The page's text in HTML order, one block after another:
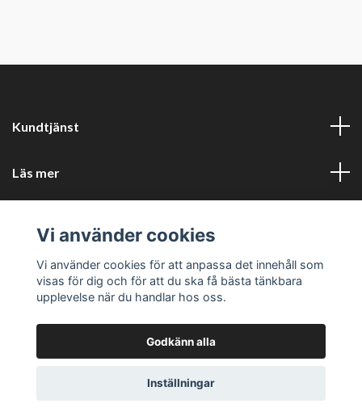
Kundtjänst
Läs mer
Företagsuppgifter
© 2026 Perfors KökPowered by Quickbutik
Vi använder cookies
Vi använder cookies för att anpassa det innehåll som
visas för dig och för att du ska få bästa tänkbara
upplevelse när du handlar hos oss.
Godkänn alla
Inställningar